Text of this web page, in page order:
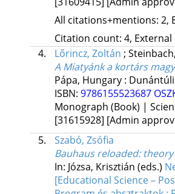
All citations+mentions: 2,
Citation count: 4,
4.
Lőrincz, Zoltán ;
A Miatyánk a kortárs
Pápa, Hungary :
ISBN: 9786155523687
Monograph (Book) |
[31615928] [Admin
5.
Szabó, Zsófia
Bauhaus reloaded:
In: Józsa, Krisztián (eds.)
[Educational Science –